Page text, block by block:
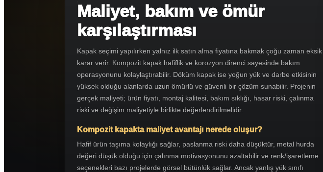
Maliyet, bakım ve ömür
karşılaştırması
Kapak seçimi yapılırken yalnız ilk satın alma fiyatına bakmak çoğu zaman eksik
karar verir. Kompozit kapak hafiflik ve korozyon direnci sayesinde bakım
operasyonunu kolaylaştırabilir. Döküm kapak ise yoğun yük ve darbe etkisinin
yüksek olduğu alanlarda uzun ömürlü ve güvenli bir çözüm sunabilir. Projenin
gerçek maliyeti; ürün fiyatı, montaj kalitesi, bakım sıklığı, hasar riski, çalınma
riski ve değişim maliyetiyle birlikte değerlendirilmelidir.
Kompozit kapakta maliyet avantajı nerede oluşur?
Hafif ürün taşıma kolaylığı sağlar, paslanma riski daha düşüktür, metal hurda
değeri düşük olduğu için çalınma motivasyonunu azaltabilir ve renk/işaretleme
seçenekleri bazı projelerde görsel bütünlük sağlar. Ancak yanlış yük sınıfı